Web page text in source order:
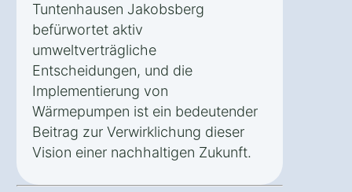
Tuntenhausen Jakobsberg
befürwortet aktiv
umweltverträgliche
Entscheidungen, und die
Implementierung von
Wärmepumpen ist ein bedeutender
Beitrag zur Verwirklichung dieser
Vision einer nachhaltigen Zukunft.